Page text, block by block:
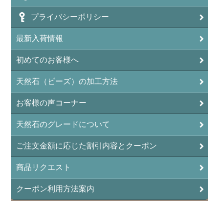
プライバシーポリシー
最新入荷情報
初めてのお客様へ
天然石（ビーズ）の加工方法
お客様の声コーナー
天然石のグレードについて
ご注文金額に応じた割引内容とクーポン
商品リクエスト
クーポン利用方法案内